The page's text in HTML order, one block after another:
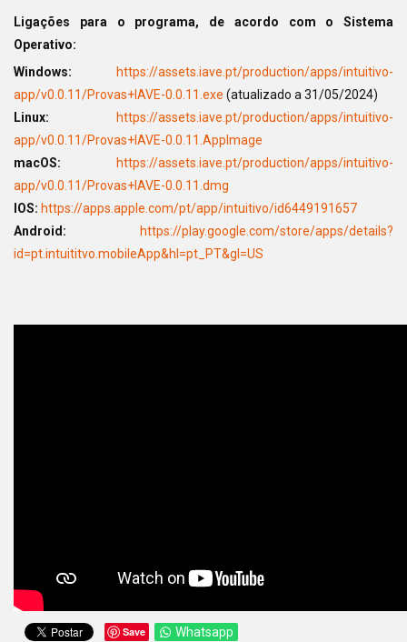
Ligações para o programa, de acordo com o Sistema
Operativo:
Windows:
https://assets.iave.pt/production/apps/intuitivo-
app/v0.0.11/Provas+IAVE-0.0.11.exe (atualizado a 31/05/2024)
Linux:
https://assets.iave.pt/production/apps/intuitivo-
app/v0.0.11/Provas+IAVE-0.0.11.AppImage
macOS:
https://assets.iave.pt/production/apps/intuitivo-
app/v0.0.11/Provas+IAVE-0.0.11.dmg
IOS: https://apps.apple.com/pt/app/intuitivo/id6449191657
Android:
https://play.google.com/store/apps/details?
id=pt.intuititvo.mobileApp&hl=pt_PT&gl=US
Save Whatsapp